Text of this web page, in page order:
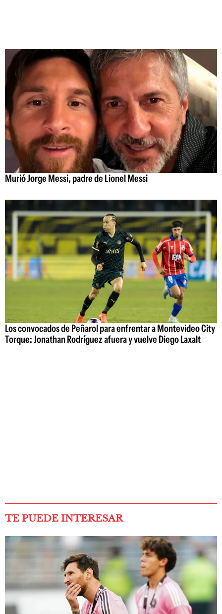
Murió Jorge Messi, padre de Lionel Messi
Los convocados de Peñarol para enfrentar a Montevideo City
Torque: Jonathan Rodríguez afuera y vuelve Diego Laxalt
TE PUEDE INTERESAR